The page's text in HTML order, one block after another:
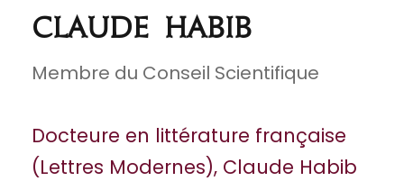
Claude Habib
Membre du Conseil Scientifique
Docteure en littérature française
(Lettres Modernes), Claude Habib